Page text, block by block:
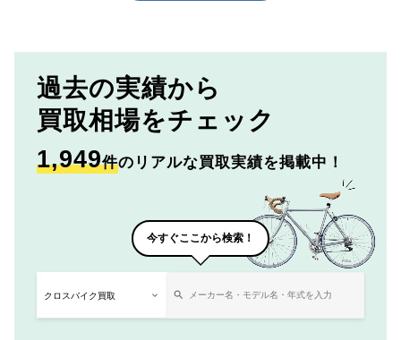
過去の実績から
買取相場をチェック
1,949件のリアルな買取実績を掲載中！
今すぐここから検索！